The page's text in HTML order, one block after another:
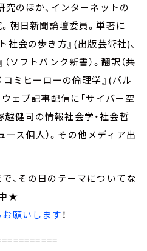
究のほか、インターネットの
朝日新聞論壇委員。単著に
社会の歩き方』(出版芸術社)、
ソフトバンク新書）。翻訳（共
コミヒーローの倫理学』(パル
ェブ記事配信に「サイバー空
塚越健司の情報社会学・社会哲
ース個人）。その他メディア出
、その日のテーマについてな
★
願いします！